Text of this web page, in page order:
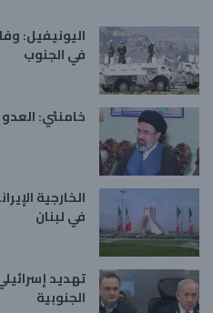
اليونيفيل:
في الجنوب
خامنئي:
الخارجية
في لبنان
تهديد
الجنوبية